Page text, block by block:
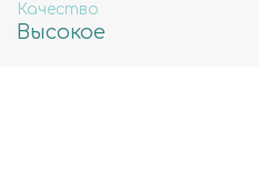
Качество
Высокое